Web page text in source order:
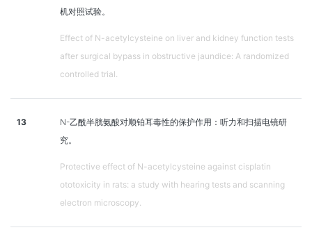
机对照试验。
Effect of N-acetylcysteine on liver and kidney function tests
after surgical bypass in obstructive jaundice: A randomized
controlled trial.
13
N-乙酰半胱氨酸对顺铂耳毒性的保护作用：听力和扫描电镜研
究。
Protective effect of N-acetylcysteine against cisplatin
ototoxicity in rats: a study with hearing tests and scanning
electron microscopy.